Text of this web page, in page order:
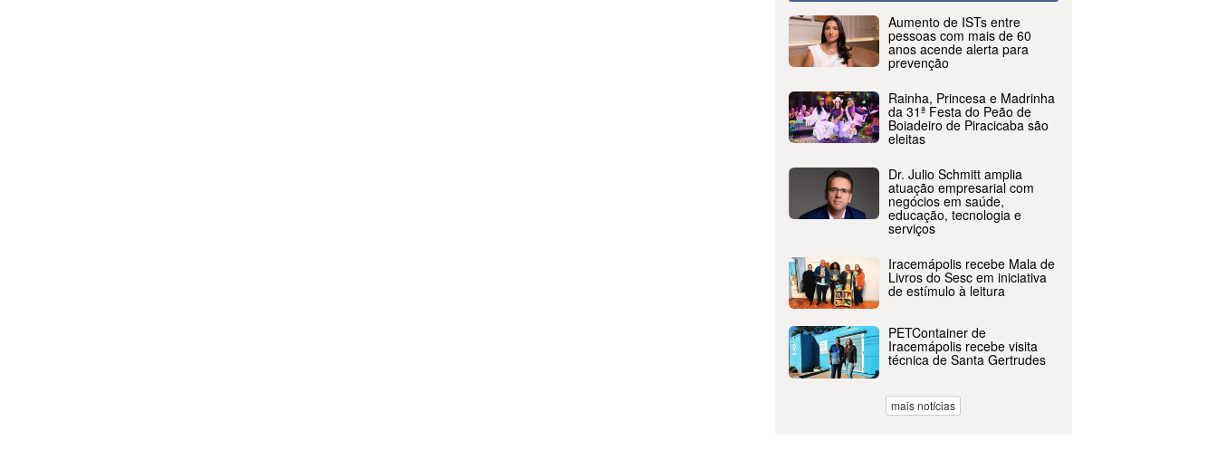
Aumento de ISTs entre
pessoas com mais de 60
anos acende alerta para
prevenção
Rainha, Princesa e Madrinha
da 31ª Festa do Peão de
Boiadeiro de Piracicaba são
eleitas
Dr. Julio Schmitt amplia
atuação empresarial com
negócios em saúde,
educação, tecnologia e
serviços
Iracemápolis recebe Mala de
Livros do Sesc em iniciativa
de estímulo à leitura
PETContainer de
Iracemápolis recebe visita
técnica de Santa Gertrudes
mais notícias